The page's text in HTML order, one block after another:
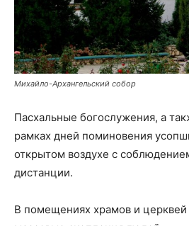
Михайло-Архангельский собор
Пасхальные богослужения, а
рамках дней поминовения
открытом воздухе с
дистанции.
В помещениях храмов и церквей